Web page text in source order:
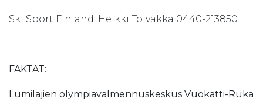
Ski Sport Finland: Heikki Toivakka 0440-213850.
FAKTAT:
Lumilajien olympiavalmennuskeskus Vuokatti-Ruka